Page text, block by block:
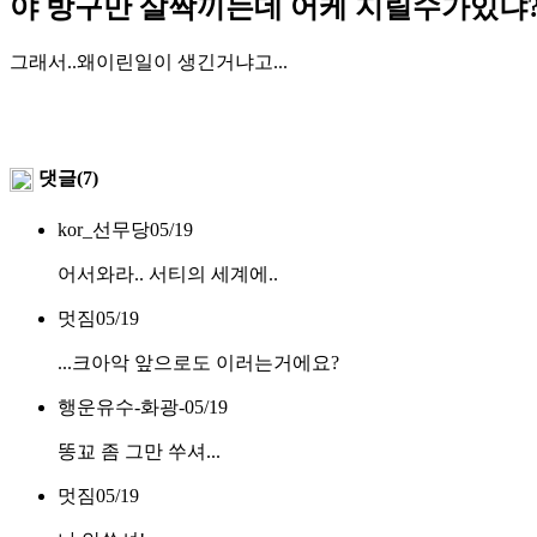
야 방구만 살짝끼는데 어케 지릴수가있냐
그래서..왜이린일이 생긴거냐고...
댓글(7)
kor_선무당05/19
어서와라.. 서티의 세계에..
멋짐05/19
...크아악 앞으로도 이러는거에요?
행운유수-화광-05/19
똥꾜 좀 그만 쑤셔...
멋짐05/19